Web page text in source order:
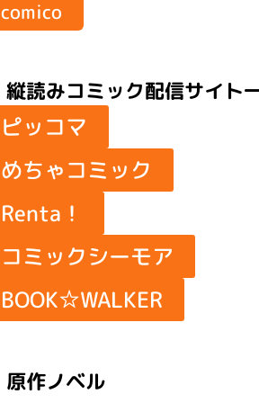
comico
縦読みコミック配信サイト
ピッコマ
めちゃコミック
Renta！
コミックシーモア
BOOK☆WALKER
原作ノベル